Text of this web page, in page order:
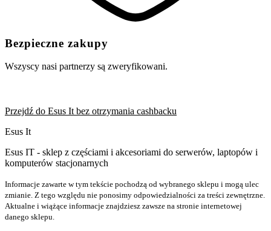
Bezpieczne zakupy
Wszyscy nasi partnerzy są zweryfikowani.
Przejdź do Esus It bez otrzymania cashbacku
Esus It
Esus IT - sklep z częściami i akcesoriami do serwerów, laptopów i
komputerów stacjonarnych
Informacje zawarte w tym tekście pochodzą od wybranego sklepu i mogą ulec
zmianie. Z tego względu nie ponosimy odpowiedzialności za treści zewnętrzne.
Aktualne i wiążące informacje znajdziesz zawsze na stronie internetowej
danego sklepu.